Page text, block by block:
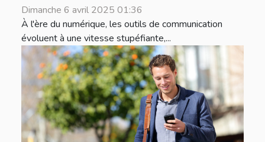
Dimanche 6 avril 2025 01:36
À l'ère du numérique, les outils de communication
évoluent à une vitesse stupéfiante,...